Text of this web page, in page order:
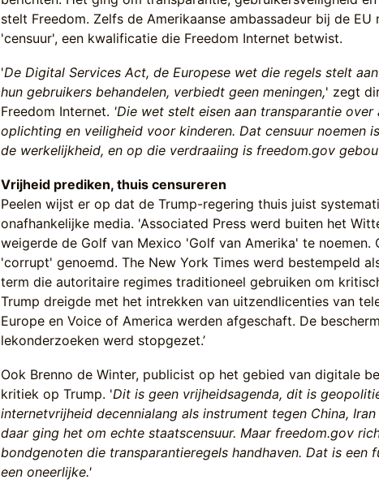
stelt Freedom. Zelfs de Amerikaanse ambassadeur bij de EU
'censuur', een kwalificatie die Freedom Internet betwist.
'De Digital Services Act, de Europese wet die regels stelt
hun gebruikers behandelen, verbiedt geen meningen,' zegt
Freedom Internet. 'Die wet stelt eisen aan transparantie
oplichting en veiligheid voor kinderen. Dat censuur noemen
de werkelijkheid, en op die verdraaiing is freedom.gov
Vrijheid prediken, thuis censureren
Peelen wijst er op dat de Trump-regering thuis juist
onafhankelijke media. 'Associated Press werd buiten het
weigerde de Golf van Mexico 'Golf van Amerika' te noemen.
'corrupt' genoemd. The New York Times werd bestempeld
term die autoritaire regimes traditioneel gebruiken om
Trump dreigde met het intrekken van uitzendlicenties van
Europe en Voice of America werden afgeschaft. De
lekonderzoeken werd stopgezet.’
Ook Brenno de Winter, publicist op het gebied van digitale
kritiek op Trump. 'Dit is geen vrijheidsagenda, dit is
internetvrijheid decennialang als instrument tegen China,
daar ging het om echte staatscensuur. Maar freedom.gov
bondgenoten die transparantieregels handhaven. Dat is een
een oneerlijke.'